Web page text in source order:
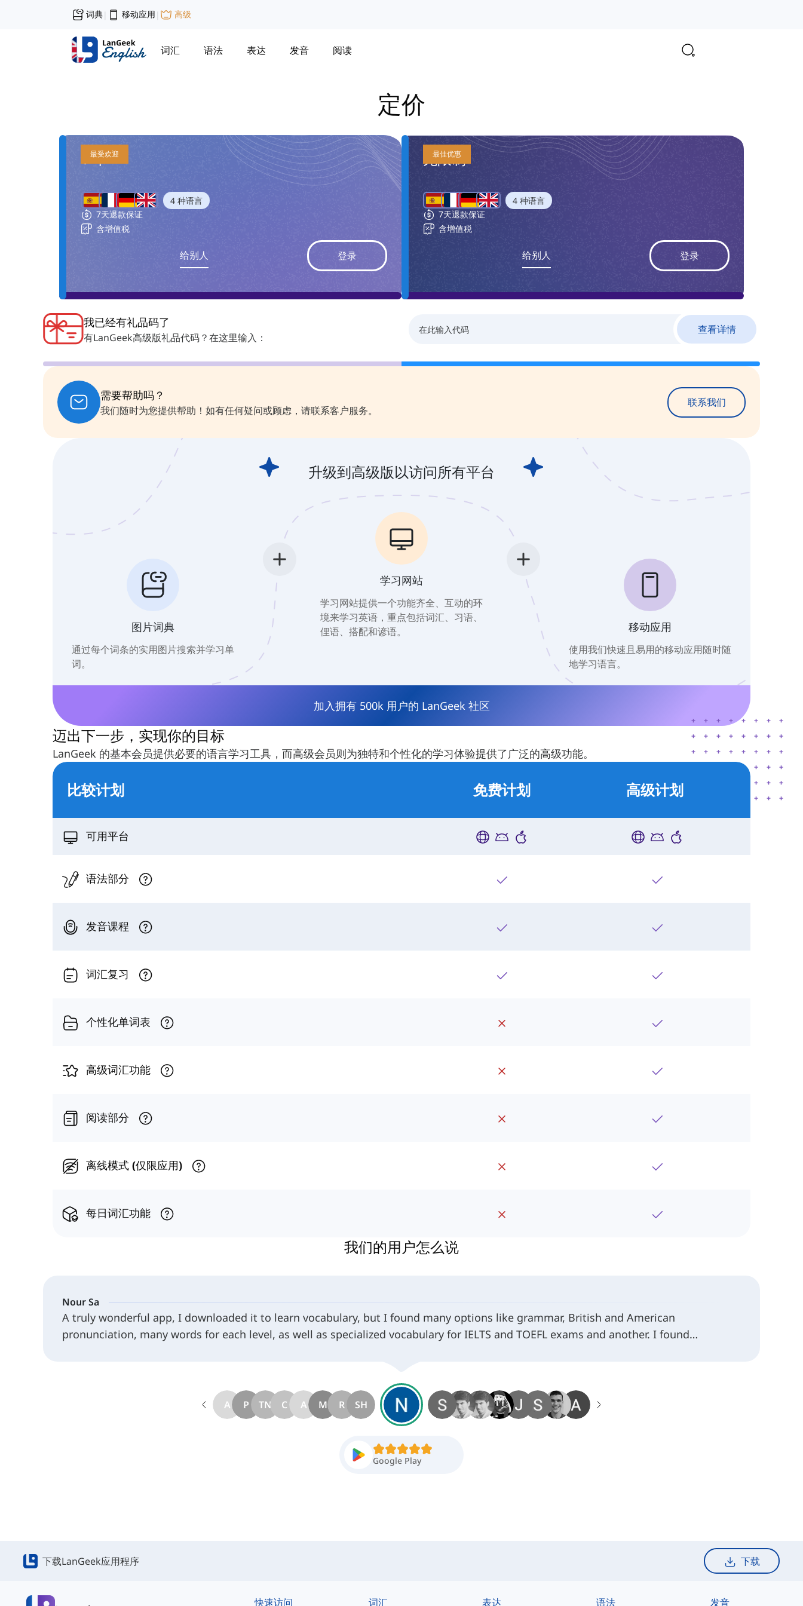
词典| 移动应用 | 高级
词汇 语法 表达 发音 阅读
定价
1 年
4 种语言
7天退款保证
含增值税
给别人 登录
最受欢迎 无限制
4 种语言
7天退款保证
含增值税
给别人 登录
最佳优惠
我已经有礼品码了
有LanGeek高级版礼品代码？在这里输入：
查看详情
需要帮助吗？
我们随时为您提供帮助！如有任何疑问或顾虑，请联系客户服务。
联系我们
升级到高级版以访问所有平台
图片词典
通过每个词条的实用图片搜索并学习单
词。
学习网站
学习网站提供一个功能齐全、互动的环
境来学习英语，重点包括词汇、习语、
俚语、搭配和谚语。
移动应用
使用我们快速且易用的移动应用随时随
地学习语言。
加入拥有 500k 用户的 LanGeek 社区
迈出下一步，实现你的目标
LanGeek 的基本会员提供必要的语言学习工具，而高级会员则为独特和个性化的学习体验提供了广泛的高级功能。
比较计划 免费计划 高级计划
可用平台
语法部分
发音课程
词汇复习
个性化单词表
高级词汇功能
阅读部分
离线模式 (仅限应用)
每日词汇功能
我们的用户怎么说
Nour Sa
A truly wonderful app, I downloaded it to learn vocabulary, but I found many options like grammar, British and American
pronunciation, many words for each level, as well as specialized vocabulary for IELTS and TOEFL exams and another. I found
A P TN C A M R SH
Google Play
下载LanGeek应用程序 下载
快速访问 词汇 表达 语法 发音